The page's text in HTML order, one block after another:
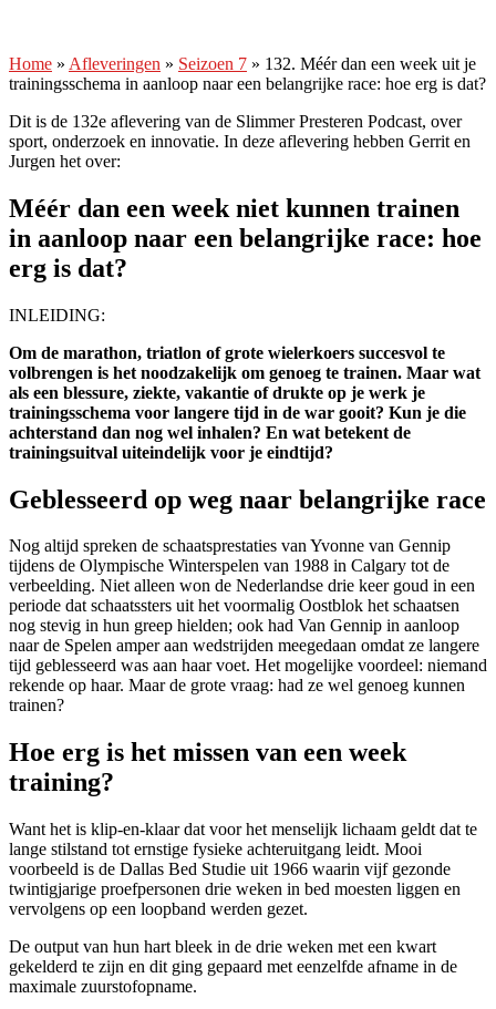
is
dat?
Home » Afleveringen » Seizoen 7 » 132. Méér dan een week uit je
trainingsschema in aanloop naar een belangrijke race: hoe erg is dat?
Dit is de 132e aflevering van de Slimmer Presteren Podcast, over
sport, onderzoek en innovatie. In deze aflevering hebben Gerrit en
Jurgen het over:
Méér dan een week niet kunnen trainen
in aanloop naar een belangrijke race: hoe
erg is dat?
INLEIDING:
Om de marathon, triatlon of grote wielerkoers succesvol te
volbrengen is het noodzakelijk om genoeg te trainen. Maar wat
als een blessure, ziekte, vakantie of drukte op je werk je
trainingsschema voor langere tijd in de war gooit? Kun je die
achterstand dan nog wel inhalen? En wat betekent de
trainingsuitval uiteindelijk voor je eindtijd?
Geblesseerd op weg naar belangrijke race
Nog altijd spreken de schaatsprestaties van Yvonne van Gennip
tijdens de Olympische Winterspelen van 1988 in Calgary tot de
verbeelding. Niet alleen won de Nederlandse drie keer goud in een
periode dat schaatssters uit het voormalig Oostblok het schaatsen
nog stevig in hun greep hielden; ook had Van Gennip in aanloop
naar de Spelen amper aan wedstrijden meegedaan omdat ze langere
tijd geblesseerd was aan haar voet. Het mogelijke voordeel: niemand
rekende op haar. Maar de grote vraag: had ze wel genoeg kunnen
trainen?
Hoe erg is het missen van een week
training?
Want het is klip-en-klaar dat voor het menselijk lichaam geldt dat te
lange stilstand tot ernstige fysieke achteruitgang leidt. Mooi
voorbeeld is de Dallas Bed Studie uit 1966 waarin vijf gezonde
twintigjarige proefpersonen drie weken in bed moesten liggen en
vervolgens op een loopband werden gezet.
De output van hun hart bleek in de drie weken met een kwart
gekelderd te zijn en dit ging gepaard met eenzelfde afname in de
maximale zuurstofopname.